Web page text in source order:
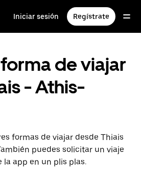
Iniciar sesión Regístrate
de viajar
- Athis-
formas de viajar desde Thiais
puedes solicitar un viaje
app en un plis plas.